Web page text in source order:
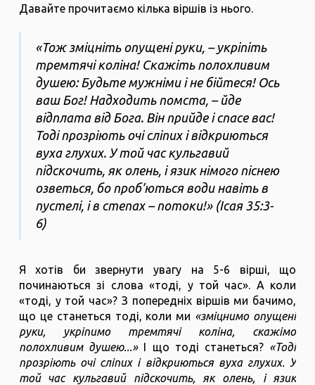
Давайте прочитаємо кілька віршів із нього.
«Тож зміцніть опущені руки, – укріпіть
тремтячі коліна! Скажіть полохливим
душею: Будьте мужніми і не бійтеся! Ось
ваш Бог! Надходить помста, – йде
відплата від Бога. Він прийде і спасе вас!
Тоді прозріють очі сліпих і відкриються
вуха глухих. У той час кульгавий
підскочить, як олень, і язик німого піснею
озветься, бо проб’ються води навіть в
пустелі, і в степах – потоки!» (Ісая 35:3-
6)
Я хотів би звернути увагу на 5-6 вірші, що
починаються зі слова «тоді, у той час». А коли
«тоді, у той час»? З попередніх віршів ми бачимо,
що це станеться тоді, коли ми «зміцнимо опущені
руки, укріпимо тремтячі коліна, скажімо
полохливим душею...»І що тоді станеться? «Тоді
прозріють очі сліпих і відкриються вуха глухих. У
той час кульгавий підскочить, як олень, і язик